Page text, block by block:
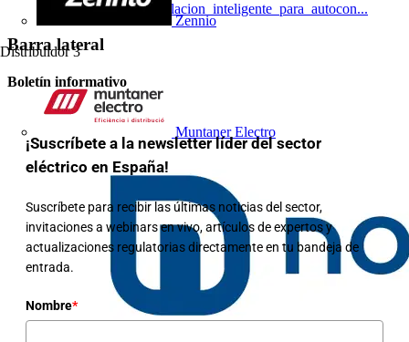
Zennio
Distribuidor 3
Muntaner Electro
soluciones_de_acumulacion_inteligente_para_autocon...
Barra lateral
Boletín informativo
¡Suscríbete a la newsletter líder del sector
eléctrico en España!
Suscríbete para recibir las últimas noticias del sector,
invitaciones a webinars en vivo, artículos de expertos y
actualizaciones regulatorias directamente en tu bandeja de
entrada.
Nombre*